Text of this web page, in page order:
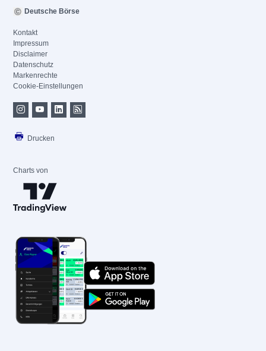
Deutsche Börse
Kontakt
Impressum
Disclaimer
Datenschutz
Markenrechte
Cookie-Einstellungen
Drucken
Charts von